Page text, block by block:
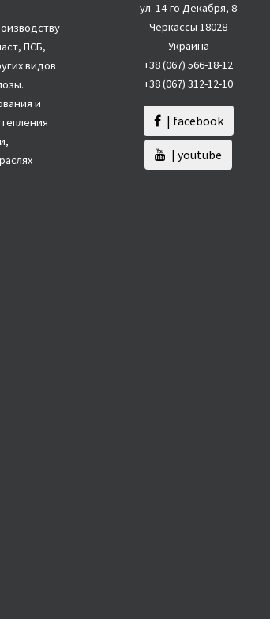
ПСБ,
видов
и
ул. 14-го Декабря, 8
Черкассы 18028
Украина
+38 (067)566-18-12
+38 (067) 312-12-10
| facebook
| youtube